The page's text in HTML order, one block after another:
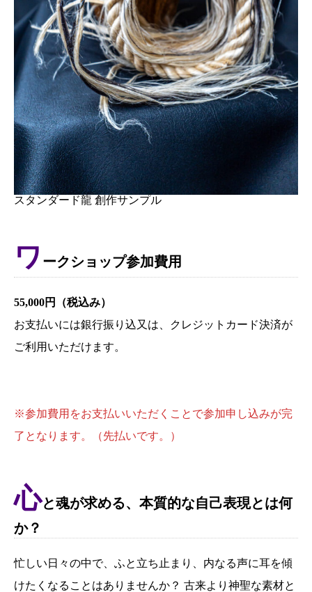
スタンダード龍 創作サンプル
ワ ークショップ参加費用
55,000円（税込み）
お支払いには銀行振り込又は、クレジットカード決済が
ご利用いただけます。
※参加費用をお支払いいただくことで参加申し込みが完
了となります。（先払いです。）
心と魂が求める、本質的な自己表現とは何
か？
忙しい日々の中で、ふと立ち止まり、内なる声に耳を傾
けたくなることはありませんか？ 古来より神聖な素材と